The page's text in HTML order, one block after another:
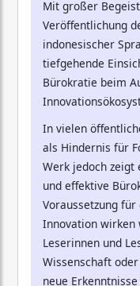
Mit großer
Veröffentlichung
indonesischer
tiefgehende
Bürokratie beim
In vielen
als Hindernis für
Werk jedoch zeigt
und effektive
Voraussetzung
Innovation wirken
Leserinnen und
Wissenschaft
neue